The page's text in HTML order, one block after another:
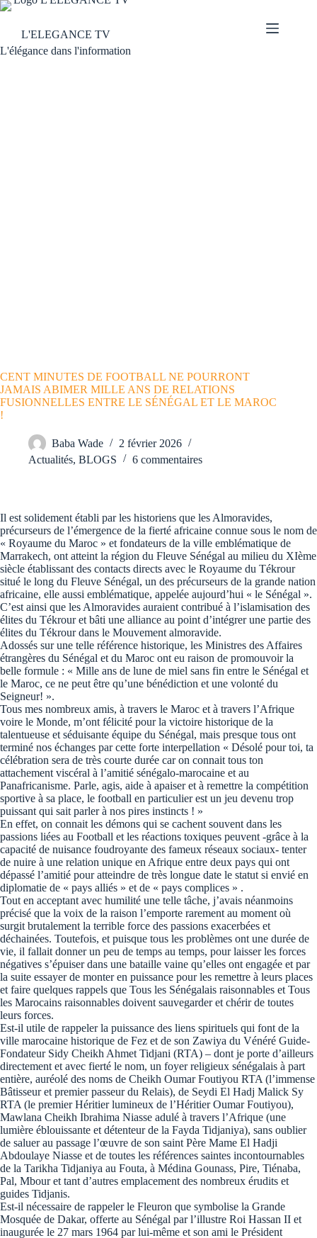
L'ELEGANCE TV
L'élégance dans l'information
CENT MINUTES DE FOOTBALL NE POURRONT
JAMAIS ABIMER MILLE ANS DE RELATIONS
FUSIONNELLES ENTRE LE SÉNÉGAL ET LE MAROC
!
Baba Wade
2 février 2026
Actualités, BLOGS 6 commentaires
Il est solidement établi par les historiens que les Almoravides,
précurseurs de l’émergence de la fierté africaine connue sous le nom de
« Royaume du Maroc » et fondateurs de la ville emblématique de
Marrakech, ont atteint la région du Fleuve Sénégal au milieu du XIème
siècle établissant des contacts directs avec le Royaume du Tékrour
situé le long du Fleuve Sénégal, un des précurseurs de la grande nation
africaine, elle aussi emblématique, appelée aujourd’hui « le Sénégal ».
C’est ainsi que les Almoravides auraient contribué à l’islamisation des
élites du Tékrour et bâti une alliance au point d’intégrer une partie des
élites du Tékrour dans le Mouvement almoravide.
Adossés sur une telle référence historique, les Ministres des Affaires
étrangères du Sénégal et du Maroc ont eu raison de promouvoir la
belle formule : « Mille ans de lune de miel sans fin entre le Sénégal et
le Maroc, ce ne peut être qu’une bénédiction et une volonté du
Seigneur! ».
Tous mes nombreux amis, à travers le Maroc et à travers l’Afrique
voire le Monde, m’ont félicité pour la victoire historique de la
talentueuse et séduisante équipe du Sénégal, mais presque tous ont
terminé nos échanges par cette forte interpellation « Désolé pour toi, ta
célébration sera de très courte durée car on connait tous ton
attachement viscéral à l’amitié sénégalo-marocaine et au
Panafricanisme. Parle, agis, aide à apaiser et à remettre la compétition
sportive à sa place, le football en particulier est un jeu devenu trop
puissant qui sait parler à nos pires instincts ! »
En effet, on connait les démons qui se cachent souvent dans les
passions liées au Football et les réactions toxiques peuvent -grâce à la
capacité de nuisance foudroyante des fameux réseaux sociaux- tenter
de nuire à une relation unique en Afrique entre deux pays qui ont
dépassé l’amitié pour atteindre de très longue date le statut si envié en
diplomatie de « pays alliés » et de « pays complices » .
Tout en acceptant avec humilité une telle tâche, j’avais néanmoins
précisé que la voix de la raison l’emporte rarement au moment où
surgit brutalement la terrible force des passions exacerbées et
déchainées. Toutefois, et puisque tous les problèmes ont une durée de
vie, il fallait donner un peu de temps au temps, pour laisser les forces
négatives s’épuiser dans une bataille vaine qu’elles ont engagée et par
la suite essayer de monter en puissance pour les remettre à leurs places
et faire quelques rappels que Tous les Sénégalais raisonnables et Tous
les Marocains raisonnables doivent sauvegarder et chérir de toutes
leurs forces.
Est-il utile de rappeler la puissance des liens spirituels qui font de la
ville marocaine historique de Fez et de son Zawiya du Vénéré Guide-
Fondateur Sidy Cheikh Ahmet Tidjani (RTA) – dont je porte d’ailleurs
directement et avec fierté le nom, un foyer religieux sénégalais à part
entière, auréolé des noms de Cheikh Oumar Foutiyou RTA (l’immense
Bâtisseur et premier passeur du Relais), de Seydi El Hadj Malick Sy
RTA (le premier Héritier lumineux de l’Héritier Oumar Foutiyou),
Mawlana Cheikh Ibrahima Niasse adulé à travers l’Afrique (une
lumière éblouissante et détenteur de la Fayda Tidjaniya), sans oublier
de saluer au passage l’œuvre de son saint Père Mame El Hadji
Abdoulaye Niasse et de toutes les références saintes incontournables
de la Tarikha Tidjaniya au Fouta, à Médina Gounass, Pire, Tiénaba,
Pal, Mbour et tant d’autres emplacement des nombreux érudits et
guides Tidjanis.
Est-il nécessaire de rappeler le Fleuron que symbolise la Grande
Mosquée de Dakar, offerte au Sénégal par l’illustre Roi Hassan II et
inaugurée le 27 mars 1964 par lui-même et son ami le Président